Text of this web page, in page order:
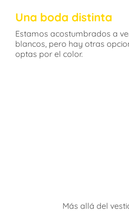
Una boda distinta
Estamos acostumbrados a
blancos, pero hay otras
optas por el color.
Más allá del